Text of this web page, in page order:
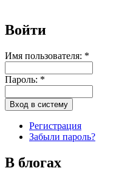
Войти
Имя пользователя: *
Пароль: *
Регистрация
Забыли пароль?
В блогах